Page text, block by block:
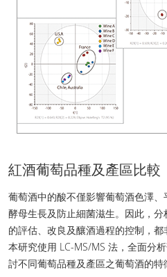
紅酒葡萄品種及產區比較
葡萄酒中的酸不僅影響葡萄酒色澤
酵母生長及防止細菌滋生。因此，
的評估、改良及釀酒過程的控制，都
本研究使用 LC-MS/MS 法，全面分
討不同葡萄品種及產區之葡萄酒的特